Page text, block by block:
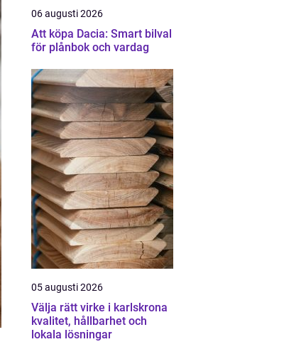
06 augusti 2026
Att köpa Dacia: Smart bilval
för plånbok och vardag
05 augusti 2026
Välja rätt virke i karlskrona
kvalitet, hållbarhet och
lokala lösningar